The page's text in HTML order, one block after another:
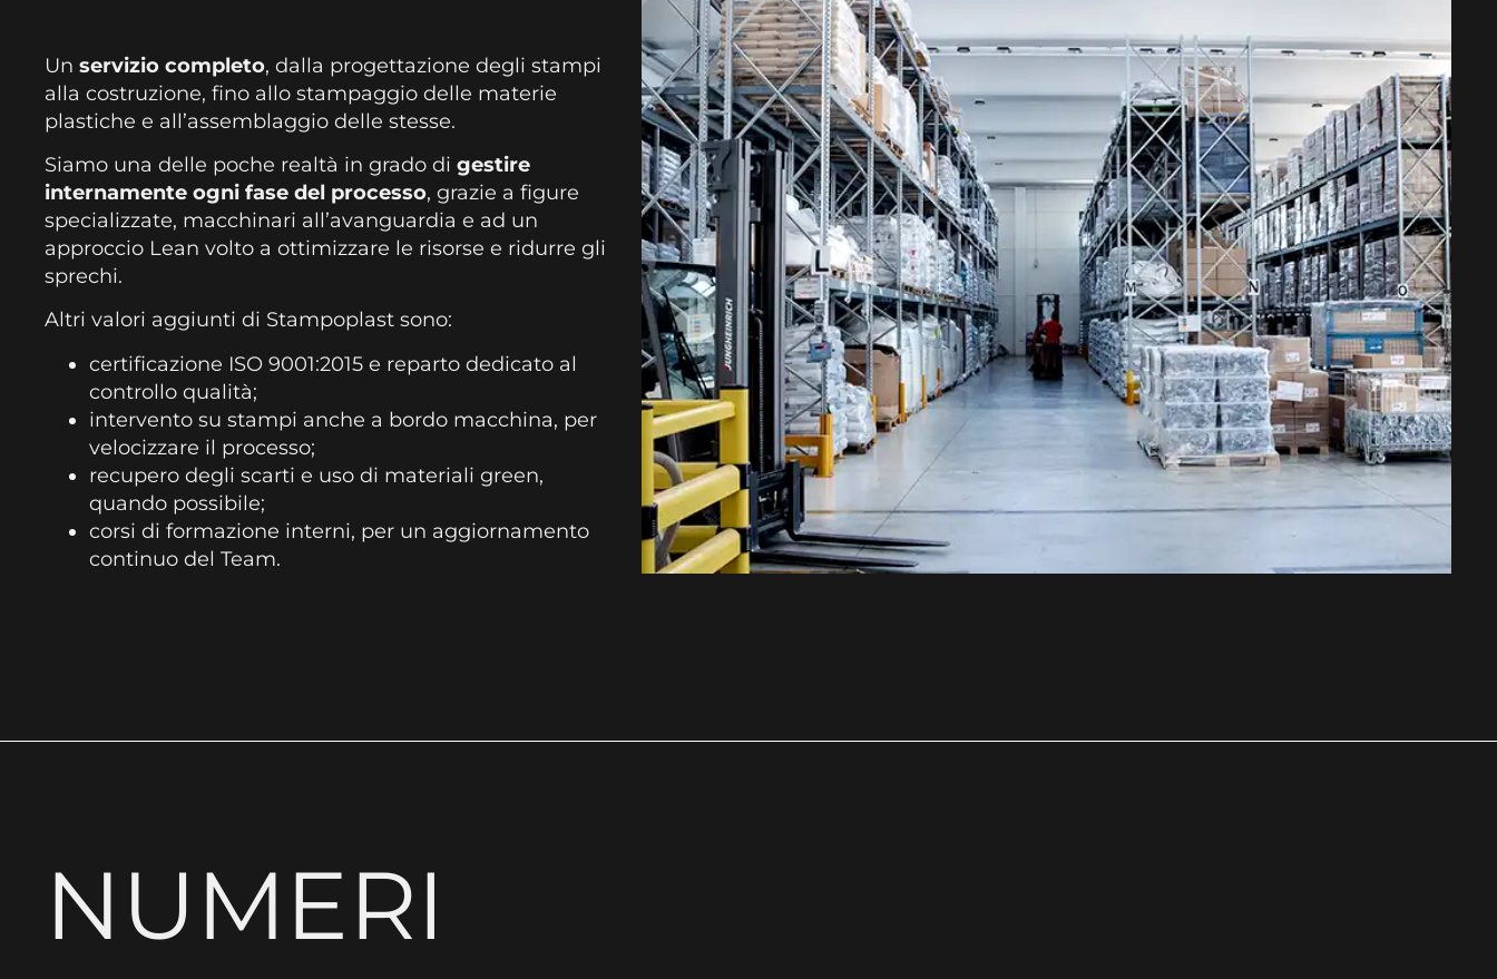
Unservizio completo, dalla progettazione degli stampi
alla costruzione, fino allo stampaggio delle materie
plastiche e all’assemblaggio delle stesse.
Siamo una delle poche realtà in grado digestire
internamente ogni fase del processo, grazie a figure
specializzate, macchinari all’avanguardia e ad un
approccio Lean volto a ottimizzare le risorse e ridurre gli
sprechi.
Altri valori aggiunti di Stampoplast sono:
certificazione ISO 9001:2015 e reparto dedicato al
controllo qualità;
intervento su stampi anche a bordo macchina, per
velocizzare il processo;
recupero degli scarti e uso di materiali green,
quando possibile;
corsi di formazione interni, per un aggiornamento
continuo del Team.
NUMERI